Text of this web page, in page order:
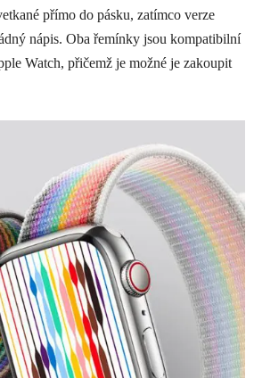
přímo do pásku, zatímco verze
nápis. Oba řemínky jsou kompatibilní
Watch, přičemž je možné je zakoupit